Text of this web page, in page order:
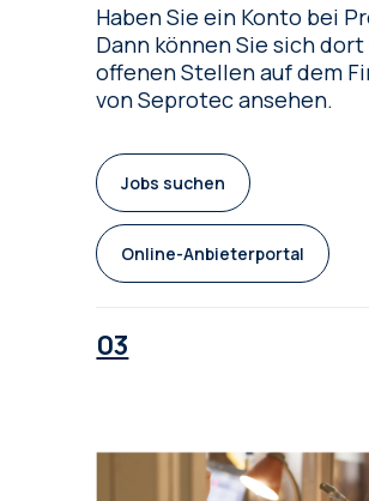
Haben Sie ein Konto bei
Dann können Sie sich
offenen Stellen auf dem
von Seprotec ansehen.
Jobs suchen
Online-Anbieterportal